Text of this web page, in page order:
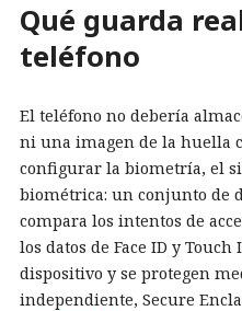
Qué guarda
teléfono
El teléfono no debería
ni una imagen de la huella
configurar la biometría, el
biométrica: un conjunto de
compara los intentos de
los datos de Face ID y Touch
dispositivo y se protegen
independiente, Secure